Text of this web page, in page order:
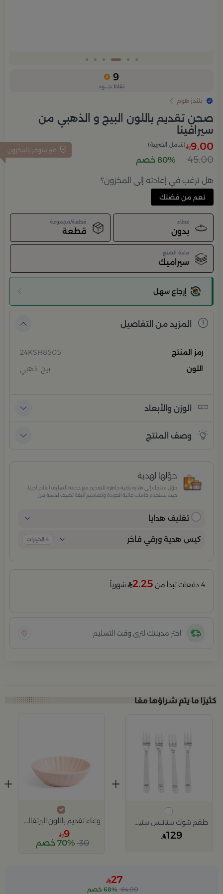
9
نقاط جــــود
بلندز هوم
صحن تقديم باللون البيج و الذهبي من
سيرافينا
غير متوفر بالمخزون 9.00 (شامل الضريبة)
45.00 80% خصم
هل ترغب في إعادته إلى المخزون؟
نعم من فضلك
غطاء
بدون
قطعة/مجموعة
قطعة
مادة الصنع
سيراميك
إرجاع سهل
المزيد من التفاصيل
رمز المنتج
24KSH8505
اللون
بيج, ذهبي
الوزن والأبعاد
وصف المنتج
حوّلها لهدية
حوّل منتجك إلى هدية راقية جاهزة للتقديم مع خدمة التغليف الفاخر لدينا،
حيث نستخدم خامات عالية الجودة وتصاميم أنيقة تضيف لمسة من
تغليف هدايا
كيس هدية ورقي فاخر 4 الخيارات
4 دفعات تبدأ من 2.25 شهرياً
اختر مدينتك لترى وقت التسليم
طقم شوك ستانلس ستيل 4 قطع بمقابض النخلة من عسيب
129
+
وعاء تقديم باللون البرتقالي من سولانا
9
30 70% خصم
+
27
84.00 68% خصم